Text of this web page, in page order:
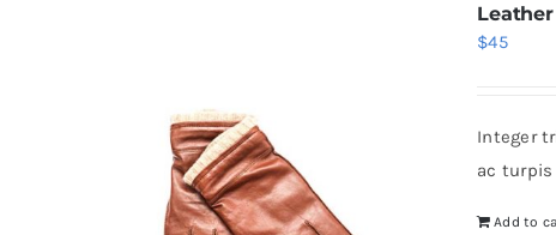
Leather
$45
Integer
ac turpis
Add to